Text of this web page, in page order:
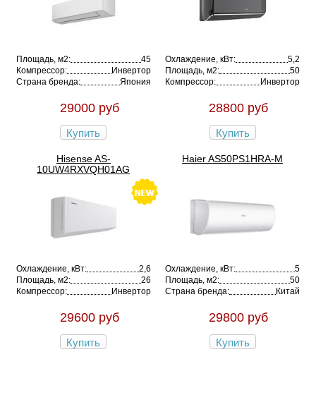
Площадь, м2:
45
Компрессор:
Инвертор
Страна бренда:
Япония
29000 руб
Купить
Охлаждение, кВт:
5,2
Площадь, м2:
50
Компрессор:
Инвертор
28800 руб
Купить
Hisense AS-
10UW4RXVQH01AG
Охлаждение, кВт:
2,6
Площадь, м2:
26
Компрессор:
Инвертор
29600 руб
Купить
Haier AS50PS1HRA-M
Охлаждение, кВт:
5
Площадь, м2:
50
Страна бренда:
Китай
29800 руб
Купить